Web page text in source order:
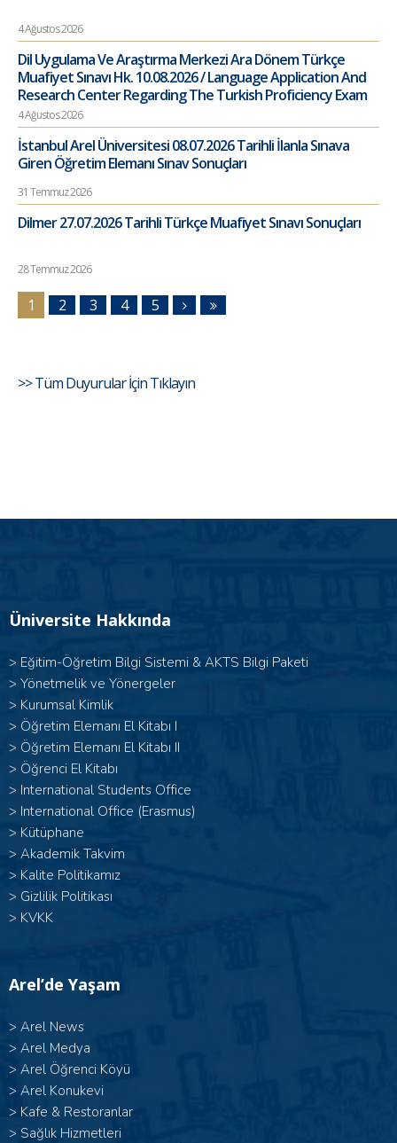
4 Ağustos 2026
Dil Uygulama Ve Araştırma Merkezi Ara Dönem Türkçe
Muafiyet Sınavı Hk. 10.08.2026 / Language Application And
Research Center Regarding The Turkish Proficiency Exam
4 Ağustos 2026
İstanbul Arel Üniversitesi 08.07.2026 Tarihli İlanla Sınava
Giren Öğretim Elemanı Sınav Sonuçları
31 Temmuz 2026
Dilmer 27.07.2026 Tarihli Türkçe Muafiyet Sınavı Sonuçları
28 Temmuz 2026
1 2 3 4 5
>> Tüm Duyurular İçin Tıklayın
Üniversite Hakkında
> Eğitim-Öğretim Bilgi Sistemi & AKTS Bilgi Paketi
> Yönetmelik ve Yönergeler
> Kurumsal Kimlik
> Öğretim Elemanı El Kitabı I
> Öğretim Elemanı El Kitabı II
> Öğrenci El Kitabı
> International Students Office
> International Office (Erasmus)
> Kütüphane
> Akademik Takvim
> Kalite Politikamız
> Gizlilik Politikası
> KVKK
Arel’de Yaşam
> Arel News
> Arel Medya
> Arel Öğrenci Köyü
> Arel Konukevi
> Kafe & Restoranlar
> Sağlık Hizmetleri